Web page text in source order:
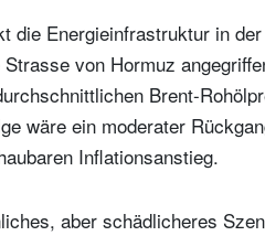
die Energieinfrastruktur in
von Hormuz
Brent-
wäre ein moderater
Inflationsanstieg.
aber schädlicheres